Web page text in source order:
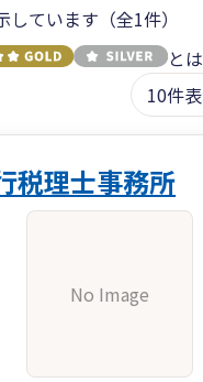
しています（全1件）
とは
税理士事務所
No Image